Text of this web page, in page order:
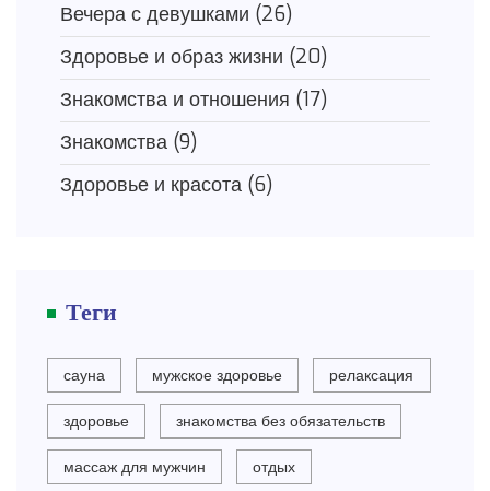
Вечера с девушками (26)
Здоровье и образ жизни (20)
Знакомства и отношения (17)
Знакомства (9)
Здоровье и красота (6)
Теги
сауна мужское здоровье релаксация
здоровье знакомства без обязательств
массаж для мужчин отдых